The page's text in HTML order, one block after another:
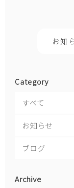
お知
Category
すべて
お知らせ
ブログ
Archive